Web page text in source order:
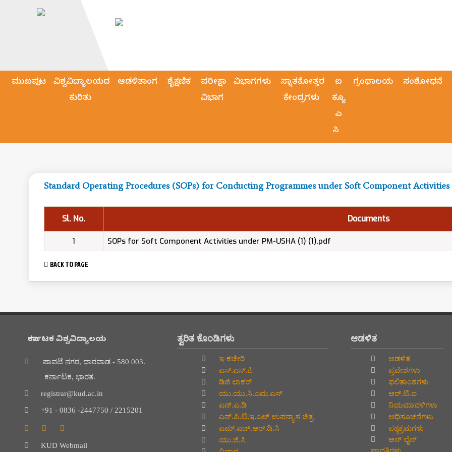
ಮುಖಪುಟ
ವಿಶ್ವವಿದ್ಯಾಲಯದ
ಕುರಿತು
ಆಡಳಿತಾಂಗ ಶೈಕ್ಷಣಿಕ
ಪರೀಕ್ಷಾ
ವಿಭಾಗ
ವಿಭಾಗಗಳು
ಸ್ನಾತಕೋತ್ತರ
ಕೇಂದ್ರಗಳು
ಐ
ಕ್ಯೂ
ಎ
ಸಿ
ಗ್ರಂಥಾಲಯ ಸಂಶೋಧನೆ
Standard Operating Procedures (SOPs) for Conducting Programmes
Sl. No. Documents
1 SOPs for Soft Component Activities under PM-USHA (1) (1).pdf
BACK TO PAGE
ಕರ್ನಾಟಕ ವಿಶ್ವವಿದ್ಯಾಲಯ
ಪಾವಟೆ ನಗರ, ಧಾರವಾಡ - 580 003.
ಕರ್ನಾಟಕ, ಭಾರತ.
registrar@kud.ac.in
+91 - 0836 -2447750 / 2215201
KUD Webmail
ತ್ವರಿತ ಕೊಂಡಿಗಳು
ಇ-ಕಚೇರಿ
ಎಸ್.ಎಸ್.ಪಿ
ಡಿಜಿ ಲಾಕರ್
ಯು.ಯು.ಸಿ.ಎಮ.ಎಸ್
ಎನ್.ಎ.ಡಿ
ಎನ್.ಪಿ.ಟಿ.ಇ.ಎಲ್‌ ಉಪನ್ಯಾಸ ಚಿತ್ರ
ಎಮ್.ಎಚ್.ಆರ್.ಡಿ.ಸಿ
ಯು.ಜಿ.ಸಿ
ಆಡಳಿತ
ಆಡಳಿತ
ಪ್ರವೇಶಗಳು
ಫಲಿತಾಂಶಗಳು
ಆರ್.ಟಿ.ಐ
ನಿಯಮಾವಳಿಗಳು
ಅಧಿಸೂಚನೆಗಳು
ಪಠ್ಯಕ್ರಮಗಳು
ಆನ್‌ ಲೈನ್‌